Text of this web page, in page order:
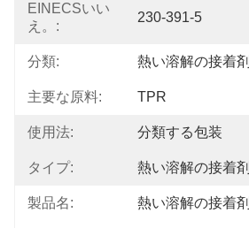
EINECSいい
え。:
230-391-5
分類: 熱い溶解の接着剤
主要な原料: TPR
使用法: 分類する包装
タイプ: 熱い溶解の接着剤
製品名: 熱い溶解の接着剤